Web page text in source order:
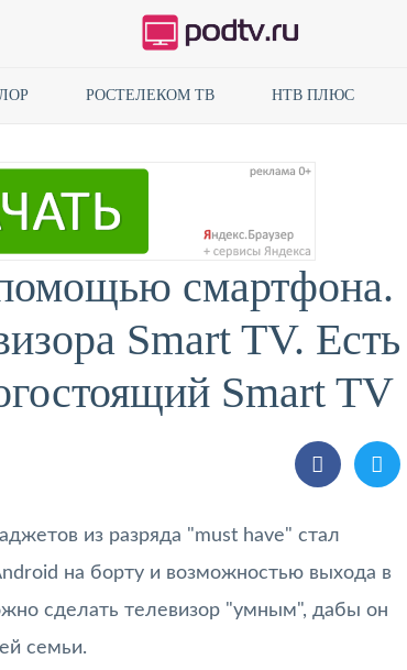
РОСТЕЛЕКОМ ТВ НТВ ПЛЮС
смартфона.
Smart TV. Есть
Smart TV
из разряда "must have" стал
на борту и возможностью выхода в
сделать телевизор "умным", дабы он
семьи.